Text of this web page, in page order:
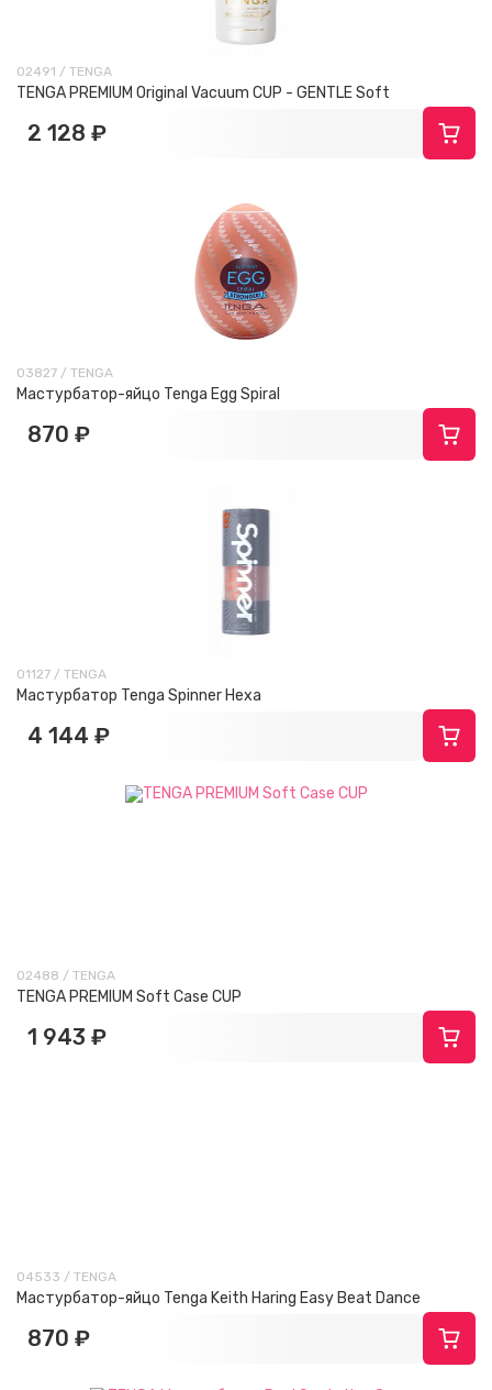
02491 / TENGA
TENGA PREMIUM Original Vacuum CUP - GENTLE Soft
2 128 ₽
03827 / TENGA
Мастурбатор-яйцо Tenga Egg Spiral
870 ₽
01127 / TENGA
Мастурбатор Tenga Spinner Hexa
4 144 ₽
02488 / TENGA
TENGA PREMIUM Soft Case CUP
1 943 ₽
04533 / TENGA
Мастурбатор-яйцо Tenga Keith Haring Easy Beat Dance
870 ₽